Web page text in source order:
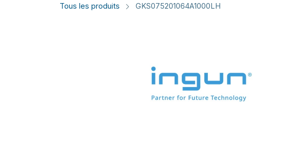
Tous les produits GKS075201064A1000LH